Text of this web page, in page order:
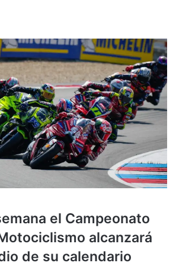
el Campeonato
alcanzará
de su calendario